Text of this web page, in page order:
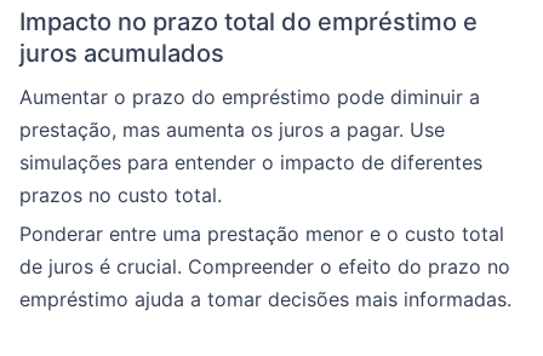
Impacto no prazo total do empréstimo e
juros acumulados
Aumentar o prazo do empréstimo pode diminuir a
prestação, mas aumenta os juros a pagar. Use
simulações para entender o impacto de diferentes
prazos no custo total.
Ponderar entre uma prestação menor e o custo total
de juros é crucial. Compreender o efeito do prazo no
empréstimo ajuda a tomar decisões mais informadas.